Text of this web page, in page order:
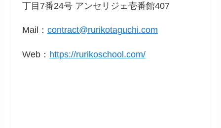
丁目7番24号 アンセリジェ壱番館407
Mail： contract@rurikotaguchi.com
Web： https://rurikoschool.com/